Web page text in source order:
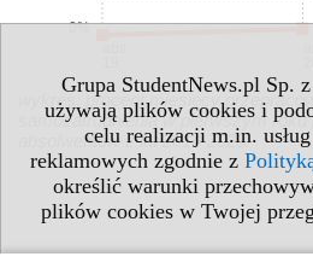
Grupa StudentNews.pl Sp.
używają plików cookies i
celu realizacji m.in.
reklamowych zgodnie z
określić warunki
plików cookies w Twojej
0%
wykres: procent miesięcy
samozatrudnienia w pierwszym
absolwentów z lat 2014-2023.
WYNAGRODZENIE